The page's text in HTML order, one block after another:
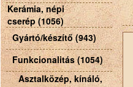
Kerámia, népi
cserép (1056)
Gyártó/készítő (943)
Funkcionalitás (1054)
Asztalközép, kínáló,